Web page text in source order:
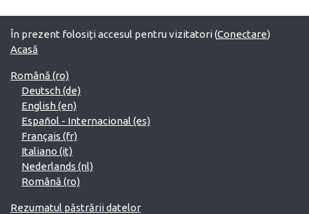
În prezent folosiți accesul pentru vizitatori (Conectare)
Acasă
Română ‎(ro)‎
Deutsch ‎(de)‎
English ‎(en)‎
Español - Internacional ‎(es)‎
Français ‎(fr)‎
Italiano ‎(it)‎
Nederlands ‎(nl)‎
Română ‎(ro)‎
Rezumatul păstrării datelor